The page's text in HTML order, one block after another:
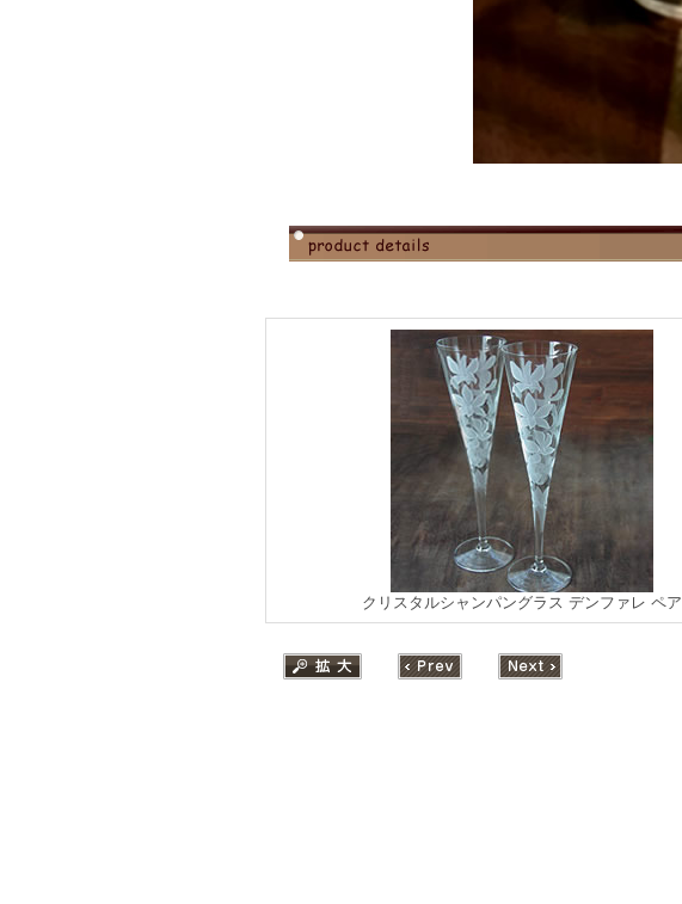
クリスタルシャンパングラス デンファレ ペア